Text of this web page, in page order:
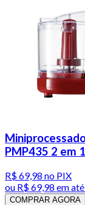
PMP435 2 em
R$ 69,98 no PIX
ou R$ 69,98 em até
COMPRAR AGORA